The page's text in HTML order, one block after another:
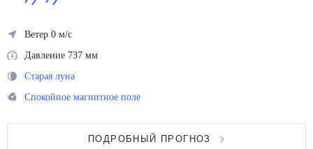
Ветер 0 м/с
Давление 737 мм
Старая луна
Спокойное магнитное поле
ПОДРОБНЫЙ ПРОГНОЗ